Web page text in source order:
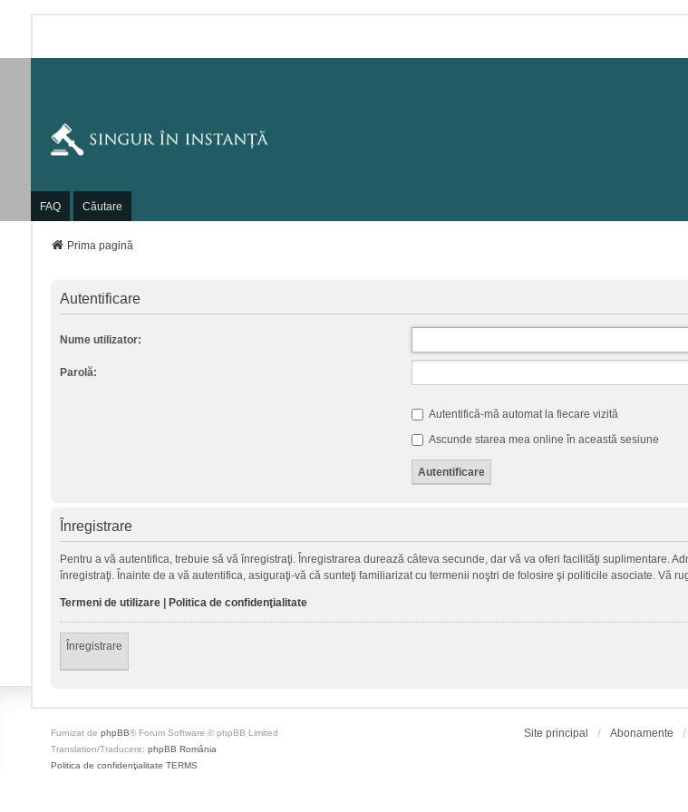
FAQ Căutare
Prima pagină
Autentificare
Nume utilizator:
Parolă:
Autentifică-mă automat la fiecare vizită
Ascunde starea mea online în această sesiune
Înregistrare
Pentru a vă autentifica, trebuie să vă înregistraţi. Înregistrarea durează câteva secunde, dar vă va oferi facilităţi suplimentare.
înregistraţi. Înainte de a vă autentifica, asiguraţi-vă că sunteţi familiarizat cu termenii noştri de folosire şi politicile asociate. Vă
Termeni de utilizare| Politica de confidenţialitate
Înregistrare
Site principal Abonamente
Furnizat de phpBB® Forum Software © phpBB Limited
Translation/Traducere: phpBB România
Politica de confidenţialitate TERMS